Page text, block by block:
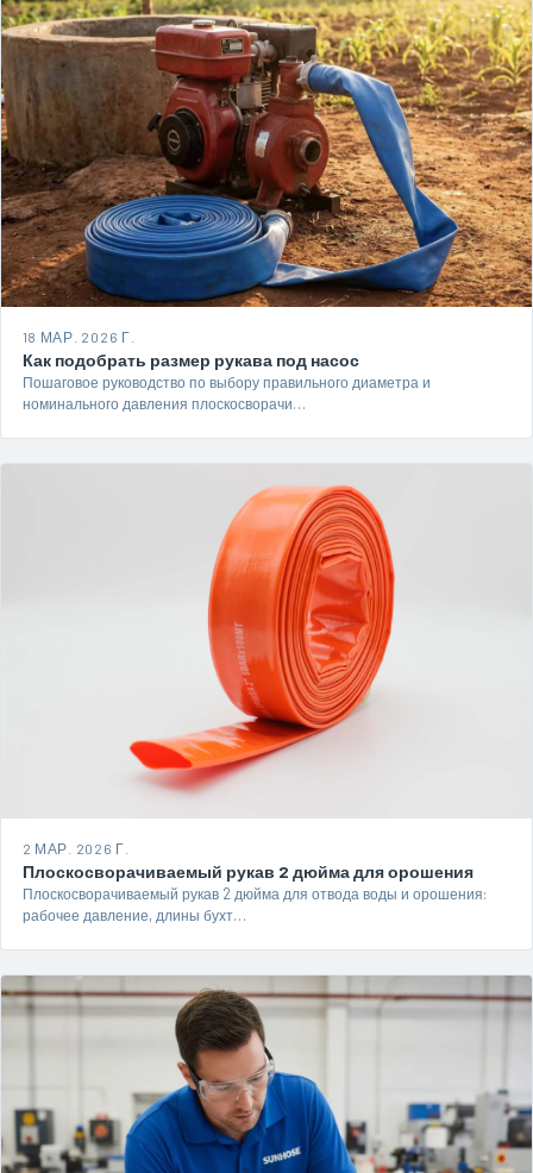
18 МАР. 2026 Г.
Как подобрать размер рукава под насос
Пошаговое руководство по выбору правильного диаметра и
номинального давления плоскосворачи…
2 МАР. 2026 Г.
Плоскосворачиваемый рукав 2 дюйма для орошения
Плоскосворачиваемый рукав 2 дюйма для отвода воды и орошения:
рабочее давление, длины бухт…